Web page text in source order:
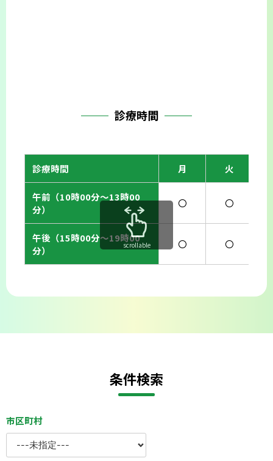
診療時間
診療時間 月 火
午前（10時00分〜13時00
分）
〇 〇
午後（15時00分〜19時00
分）
〇 〇
scrollable
条件検索
市区町村